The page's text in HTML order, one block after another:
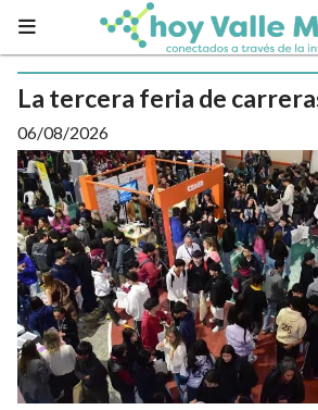
La tercera feria de
06/08/2026